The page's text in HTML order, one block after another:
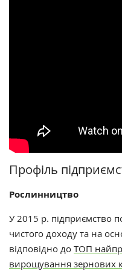
Профіль
Рослинництво
У 2015 р. підприємство
чистого доходу та на
відповідно до ТОП
вирощування зернових